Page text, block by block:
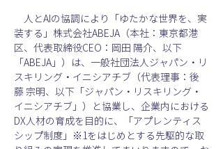
人とAIの協調により「ゆたかな世界を、実
装する」株式会社ABEJA（本社：東京都港
区、代表取締役CEO：岡田 陽介、以下
「ABEJA」）は、一般社団法人ジャパン・リ
スキリング・イニシアチブ（代表理事：後
藤 宗明、以下「ジャパン・リスキリング・
イニシアチブ」）と協業し、企業内における
DX人材の育成を目的に、「アプレンティス
シップ制度」※1をはじめとする先駆的な取